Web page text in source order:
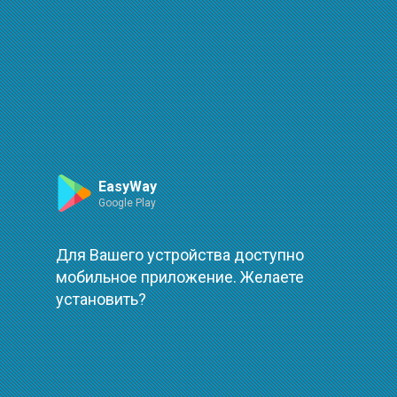
Маршрут
Произошла ошибка при загрузке
повторить
Leaflet| ©OpenStreetMap| ©OpenMapTiles
EasyWay
Google Play
Для Вашего устройства доступно
мобильное приложение. Желаете
установить?